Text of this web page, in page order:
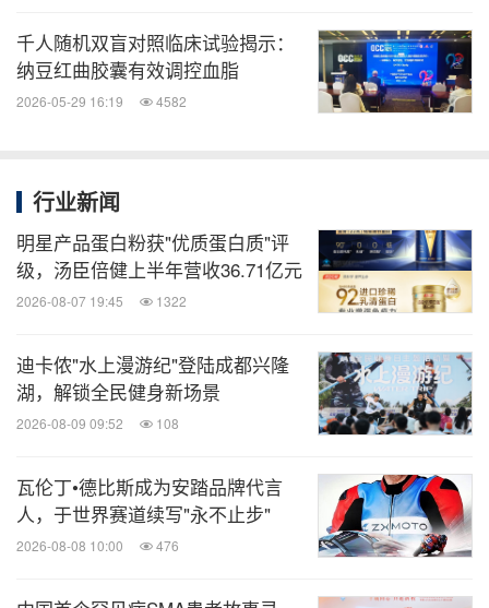
千人随机双盲对照临床试验揭示：
纳豆红曲胶囊有效调控血脂
2026-05-29 16:19 4582
行业新闻
明星产品蛋白粉获"优质蛋白质"评
级，汤臣倍健上半年营收36.71亿元
2026-08-07 19:45 1322
迪卡侬"水上漫游纪"登陆成都兴隆
湖，解锁全民健身新场景
2026-08-09 09:52 108
瓦伦丁•德比斯成为安踏品牌代言
人，于世界赛道续写"永不止步"
2026-08-08 10:00 476